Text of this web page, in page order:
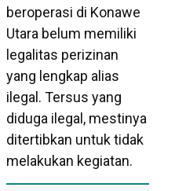
beroperasi di Konawe
Utara belum memiliki
legalitas perizinan
yang lengkap alias
ilegal. Tersus yang
diduga ilegal, mestinya
ditertibkan untuk tidak
melakukan kegiatan.